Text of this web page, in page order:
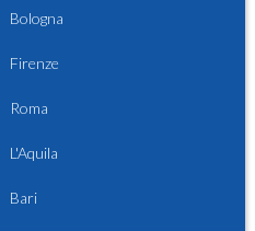
Bologna
Firenze
Roma
L'Aquila
Bari